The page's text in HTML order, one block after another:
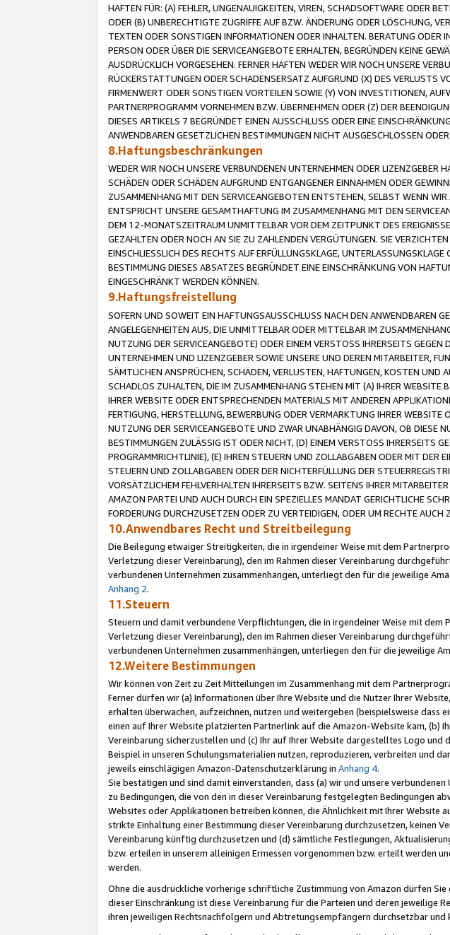
HAFTEN FÜR: (A) FEHLER, UNGENAUIGKEITEN, VIREN, SCHADSOFTWARE ODER
ODER (B) UNBERECHTIGTE ZUGRIFFE AUF BZW. ÄNDERUNG ODER LÖSCHUNG,
TEXTEN ODER SONSTIGEN INFORMATIONEN ODER INHALTEN. BERATUNG ODER
PERSON ODER ÜBER DIE SERVICEANGEBOTE ERHALTEN, BEGRÜNDEN KEINE
AUSDRÜCKLICH VORGESEHEN. FERNER HAFTEN WEDER WIR NOCH UNSERE
RÜCKERSTATTUNGEN ODER SCHADENSERSATZ AUFGRUND (X) DES VERLUSTS
FIRMENWERT ODER SONSTIGEN VORTEILEN SOWIE (Y) VON INVESTITIONEN,
PARTNERPROGRAMM VORNEHMEN BZW. ÜBERNEHMEN ODER (Z) DER
DIESES ARTIKELS 7 BEGRÜNDET EINEN AUSSCHLUSS ODER EINE
ANWENDBAREN GESETZLICHEN BESTIMMUNGEN NICHT AUSGESCHLOSSEN
8.Haftungsbeschränkungen
WEDER WIR NOCH UNSERE VERBUNDENEN UNTERNEHMEN ODER LIZENZGEBER
SCHÄDEN ODER SCHÄDEN AUFGRUND ENTGANGENER EINNAHMEN ODER
ZUSAMMENHANG MIT DEN SERVICEANGEBOTEN ENTSTEHEN, SELBST WENN
ENTSPRICHT UNSERE GESAMTHAFTUNG IM ZUSAMMENHANG MIT DEN
DEM 12-MONATSZEITRAUM UNMITTELBAR VOR DEM ZEITPUNKT DES
GEZAHLTEN ODER NOCH AN SIE ZU ZAHLENDEN VERGÜTUNGEN. SIE
EINSCHLIESSLICH DES RECHTS AUF ERFÜLLUNGSKLAGE,
BESTIMMUNG DIESES ABSATZES BEGRÜNDET EINE EINSCHRÄNKUNG VON
EINGESCHRÄNKT WERDEN KÖNNEN.
9.Haftungsfreistellung
SOFERN UND SOWEIT EIN HAFTUNGSAUSSCHLUSS NACH DEN ANWENDBAREN
ANGELEGENHEITEN AUS, DIE UNMITTELBAR ODER MITTELBAR IM
NUTZUNG DER SERVICEANGEBOTE) ODER EINEM VERSTOSS IHRERSEITS
UNTERNEHMEN UND LIZENZGEBER SOWIE UNSERE UND DEREN MITARBEITER,
SÄMTLICHEN ANSPRÜCHEN, SCHÄDEN, VERLUSTEN, HAFTUNGEN, KOSTEN UND
SCHADLOS ZUHALTEN, DIE IM ZUSAMMENHANG STEHEN MIT (A) IHRER WEBSITE
IHRER WEBSITE ODER ENTSPRECHENDEN MATERIALS MIT ANDEREN
FERTIGUNG, HERSTELLUNG, BEWERBUNG ODER VERMARKTUNG IHRER WEBSITE
NUTZUNG DER SERVICEANGEBOTE UND ZWAR UNABHÄNGIG DAVON, OB DIESE
BESTIMMUNGEN ZULÄSSIG IST ODER NICHT, (D) EINEM VERSTOSS IHRERSEITS
PROGRAMMRICHTLINIE), (E) IHREN STEUERN UND ZOLLABGABEN ODER MIT DER
STEUERN UND ZOLLABGABEN ODER DER NICHTERFÜLLUNG DER
VORSÄTZLICHEM FEHLVERHALTEN IHRERSEITS BZW. SEITENS IHRER
AMAZON PARTEI UND AUCH DURCH EIN SPEZIELLES MANDAT GERICHTLICHE
FORDERUNG DURCHZUSETZEN ODER ZU VERTEIDIGEN, ODER UM RECHTE
10.Anwendbares Recht und Streitbeilegung
Die Beilegung etwaiger Streitigkeiten, die in irgendeiner Weise mit dem
Verletzung dieser Vereinbarung), den im Rahmen dieser Vereinbarung
verbundenen Unternehmen zusammenhängen, unterliegt den für die jeweilige
Anhang 2.
11.Steuern
Steuern und damit verbundene Verpflichtungen, die in irgendeiner Weise mit
Verletzung dieser Vereinbarung), den im Rahmen dieser Vereinbarung
verbundenen Unternehmen zusammenhängen, unterliegen den für die jeweilige
12.Weitere Bestimmungen
Wir können von Zeit zu Zeit Mitteilungen im Zusammenhang mit dem
Ferner dürfen wir (a) Informationen über Ihre Website und die Nutzer Ihrer
erhalten überwachen, aufzeichnen, nutzen und weitergeben (beispielsweise
einen auf Ihrer Website platzierten Partnerlink auf die Amazon-Website kam, (b)
Vereinbarung sicherzustellen und (c) Ihr auf Ihrer Website dargestelltes Logo
Beispiel in unseren Schulungsmaterialien nutzen, reproduzieren, verbreiten und
jeweils einschlägigen Amazon-Datenschutzerklärung in Anhang 4.
Sie bestätigen und sind damit einverstanden, dass (a) wir und unsere
zu Bedingungen, die von den in dieser Vereinbarung festgelegten Bedingungen
Websites oder Applikationen betreiben können, die Ähnlichkeit mit Ihrer Website
strikte Einhaltung einer Bestimmung dieser Vereinbarung durchzusetzen, keinen
Vereinbarung künftig durchzusetzen und (d) sämtliche Festlegungen,
bzw. erteilen in unserem alleinigen Ermessen vorgenommen bzw. erteilt werden
werden.
Ohne die ausdrückliche vorherige schriftliche Zustimmung von Amazon dürfen
dieser Einschränkung ist diese Vereinbarung für die Parteien und deren
ihren jeweiligen Rechtsnachfolgern und Abtretungsempfängern durchsetzbar und